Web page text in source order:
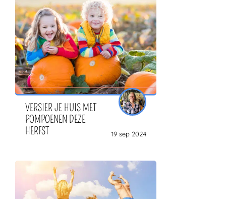
VERSIER JE HUIS MET
POMPOENEN DEZE
HERFST
19 sep 2024